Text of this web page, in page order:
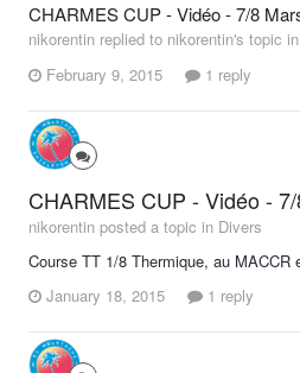
CHARMES CUP - Vidéo - 7/8
nikorentin replied to nikorentin's topic in
February 9, 2015
1 reply
CHARMES CUP - Vidéo -
nikorentin posted a topic in Divers
Course TT 1/8 Thermique, au MACCR
January 18, 2015
1 reply